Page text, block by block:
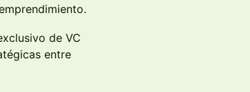
de VC
entre